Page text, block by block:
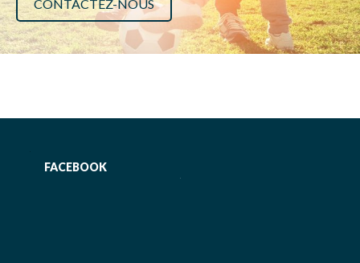
CONTACTEZ-NOUS
FACEBOOK